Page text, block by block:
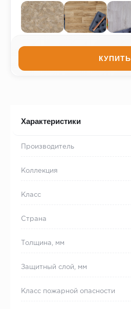
КУПИТЬ
Характеристики
Производитель
Коллекция
Класс
Страна
Толщина, мм
Защитный слой, мм
Класс пожарной опасности